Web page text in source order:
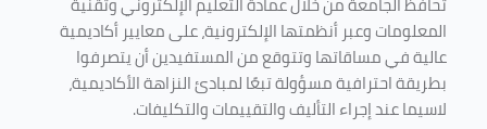
المعلومات وعبر أنظمتها الإلكترونية، على معايير أكاديمية
عالية في مساقاتها وتتوقع من المستفيدين أن يتصرفوا
بطريقة احترافية مسؤولة تبعًا لمبادئ النزاهة الأكاديمية،
لاسيما عند إجراء التأليف والتقييمات والتكليفات.